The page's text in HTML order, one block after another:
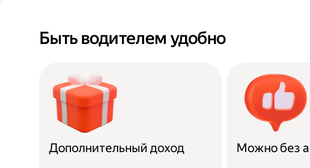
Быть водителем удобно
Дополнительный доход Можно без